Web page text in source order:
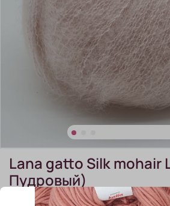
Lana gatto Silk mohair
Пудровый)